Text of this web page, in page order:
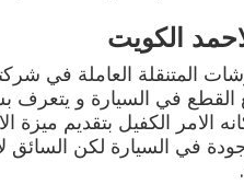
الكويت
المتنقلة العاملة في
القطع في السيارة و
الامر الكفيل بتقديم ميزة
في السيارة لكن السائق